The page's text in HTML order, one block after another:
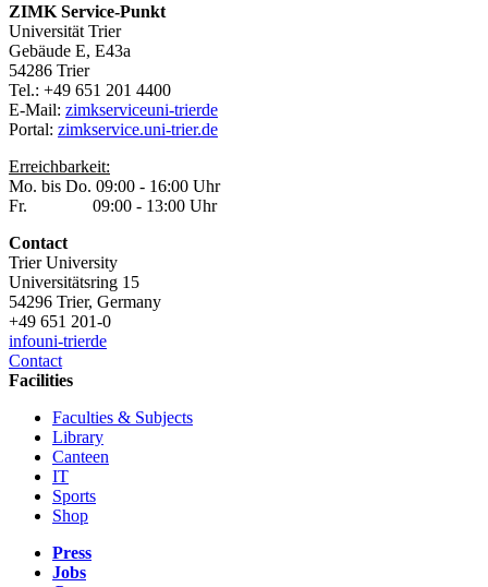
ZIMK Service-Punkt
Universität Trier
Gebäude E, E43a
54286 Trier
Tel.: +49 651 201 4400
E-Mail: zimkserviceuni-trierde
Portal: zimkservice.uni-trier.de
Erreichbarkeit:
Mo. bis Do. 09:00 - 16:00 Uhr
Fr. 09:00 - 13:00 Uhr
Contact
Trier University
Universitätsring 15
54296 Trier, Germany
+49 651 201-0
infouni-trierde
Contact
Facilities
Faculties & Subjects
Library
Canteen
IT
Sports
Shop
Press
Jobs